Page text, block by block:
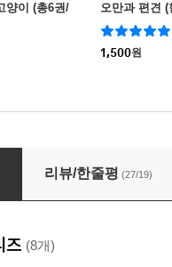
양이 (총6권/
오만과 편견
1,500원
리뷰/한줄평 (27/19)
즈 (8개)